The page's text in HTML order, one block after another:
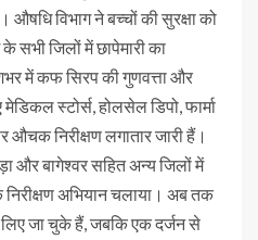
विभाग ने बच्चों की सुरक्षा को
सभी जिलों में छापेमारी का
में कफ सिरप की गुणवत्ता और
स्टोर्स, होलसेल डिपो, फार्मा
निरीक्षण लगातार जारी हैं।
और बागेश्वर सहित अन्य जिलों में
अभियान चलाया। अब तक
जा चुके हैं, जबकि एक दर्जन से